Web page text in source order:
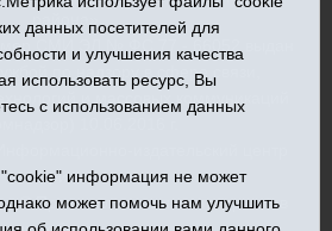
СМИ ЭЛ № ФС 77 - 66052 выдан
по надзору в сфере связи,
«Призыв»
© При использовании материалов
данных посетителей для
и улучшения качества
использовать ресурс, Вы
с использованием данных
информация не может
может помочь нам улучшить